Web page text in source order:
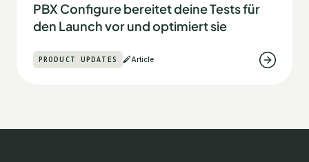
PBX Configure bereitet deine Tests für
den Launch vor und optimiert sie
PRODUCT UPDATES Article